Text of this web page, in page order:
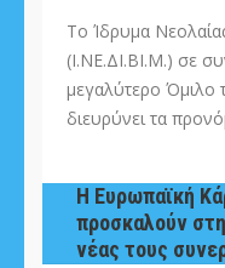
Το Ίδρυμα
(Ι.ΝΕ.ΔΙ.ΒΙ.Μ.) σε
μεγαλύτερο Όμιλο
διευρύνει τα
Η Ευρωπαϊκή
προσκαλούν
νέας τους